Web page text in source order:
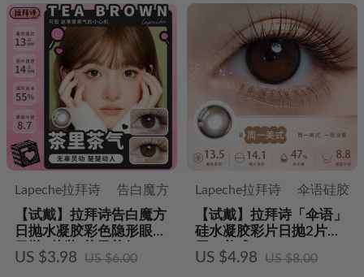
Lapeche拉拜诗
告白魔方
【试戴】拉拜诗告白魔方
日抛水凝胶彩色隐形眼镜
日抛2片装-茶里茶气
US $3.98 US $6.00
Lapeche拉拜诗
伞语硅胶
【试戴】拉拜诗「伞语」
硅水凝胶彩片日抛2片装-
周一美式
US $4.98 US $8.00